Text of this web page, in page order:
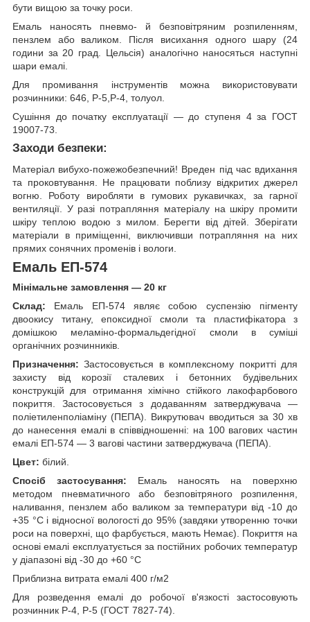
бути вищою за точку роси.
Емаль наносять пневмо- й безповітряним розпиленням,
пензлем або валиком. Після висихання одного шару (24
години за 20 град. Цельсія) аналогічно наносяться наступні
шари емалі.
Для промивання інструментів можна використовувати
розчинники: 646, Р-5,Р-4, толуол.
Сушіння до початку експлуатації — до ступеня 4 за ГОСТ
19007-73.
Заходи безпеки:
Матеріал вибухо-пожежобезпечний! Вреден під час вдихання
та проковтування. Не працювати поблизу відкритих джерел
вогню. Роботу виробляти в гумових рукавичках, за гарної
вентиляції. У разі потрапляння матеріалу на шкіру промити
шкіру теплою водою з милом. Берегти від дітей. Зберігати
матеріали в приміщенні, виключивши потрапляння на них
прямих сонячних променів і вологи.
Емаль ЕП-574
Мінімальне замовлення — 20 кг
Склад: Емаль ЕП-574 являє собою суспензію пігменту
двоокису титану, епоксидної смоли та пластифікатора з
домішкою меламіно-формальдегідної смоли в суміші
органічних розчинників.
Призначення: Застосовується в комплексному покритті для
захисту від корозії сталевих і бетонних будівельних
конструкцій для отримання хімічно стійкого лакофарбового
покриття. Застосовується з додаванням затверджувача —
поліетиленполіаміну (ПЕПА). Викрутювач вводиться за 30 хв
до нанесення емалі в співвідношенні: на 100 вагових частин
емалі ЕП-574 — 3 вагові частини затверджувача (ПЕПА).
Цвет: білий.
Спосіб застосування: Емаль наносять на поверхню
методом пневматичного або безповітряного розпилення,
наливання, пензлем або валиком за температури від -10 до
+35 °C і відносної вологості до 95% (завдяки утворенню точки
роси на поверхні, що фарбується, мають Немає). Покриття на
основі емалі експлуатується за постійних робочих температур
у діапазоні від -30 до +60 °C
Приблизна витрата емалі 400 г/м2
Для розведення емалі до робочої в'язкості застосовують
розчинник Р-4, Р-5 (ГОСТ 7827-74).